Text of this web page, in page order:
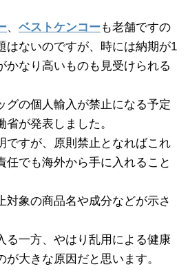
、 ベストケンコーも老舗ですの
はないのですが、時には納期が1
かなり高いものも見受けられる
グの個人輸入が禁止になる予定
が発表しました。
すが、原則禁止となればこれ
任でも海外から手に入れること
象の商品名や成分などが示さ
一方、やはり乱用による健康
大きな原因だと思います。